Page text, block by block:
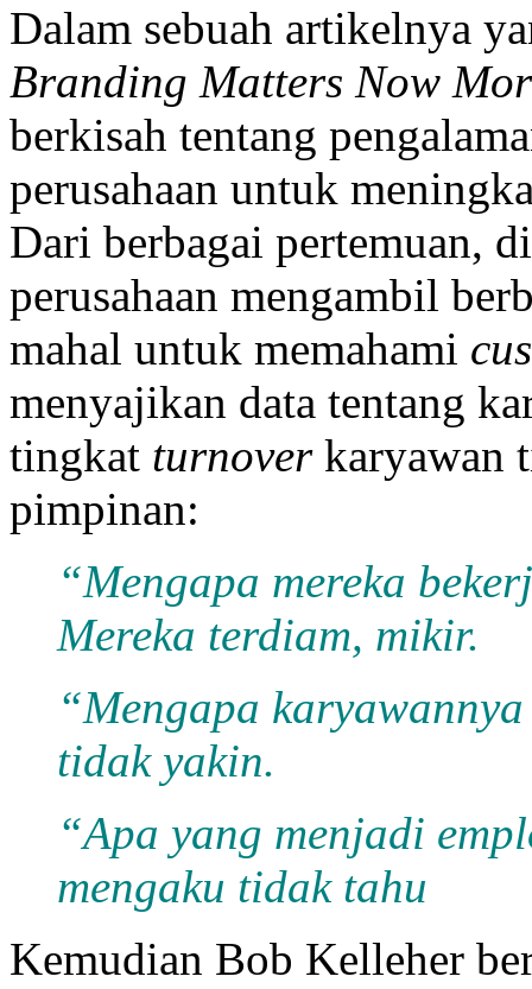
Dalam sebuah artikelnya
Branding Matters Now
berkisah tentang
perusahaan untuk
Dari berbagai pertemuan,
perusahaan mengambil
mahal untuk memahami
menyajikan data tentang
tingkat turnoverkaryawan
pimpinan:
“Mengapa mereka
Mereka terdiam, mikir.
“Mengapa
tidak yakin.
“Apa yang menjadi
mengaku tidak tahu
Kemudian Bob Kelleher